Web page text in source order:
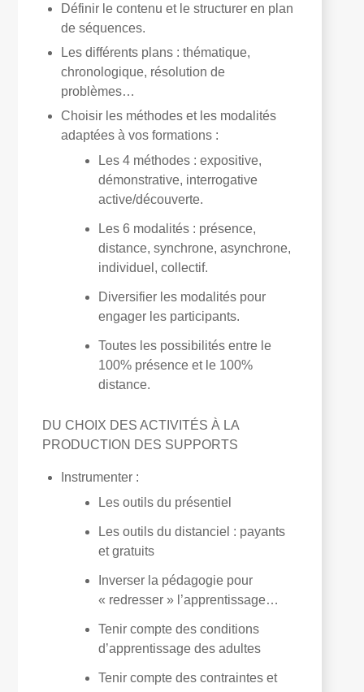
Définir le contenu et le structurer en plan
de séquences.
Les différents plans : thématique,
chronologique, résolution de
problèmes…
Choisir les méthodes et les modalités
adaptées à vos formations :
Les 4 méthodes : expositive,
démonstrative, interrogative
active/découverte.
Les 6 modalités : présence,
distance, synchrone, asynchrone,
individuel, collectif.
Diversifier les modalités pour
engager les participants.
Toutes les possibilités entre le
100% présence et le 100%
distance.
DU CHOIX DES ACTIVITÉS À LA
PRODUCTION DES SUPPORTS
Instrumenter :
Les outils du présentiel
Les outils du distanciel : payants
et gratuits
Inverser la pédagogie pour
« redresser » l’apprentissage…
Tenir compte des conditions
d’apprentissage des adultes
Tenir compte des contraintes et